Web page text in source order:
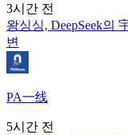
3시간 전
왕싱싱, DeepSeek의
변
PA一线
5시간 전